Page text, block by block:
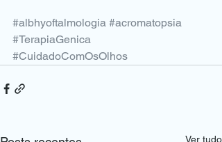
#albhyoftalmologia #acromatopsia
#TerapiaGenica
#CuidadoComOsOlhos
Ver tudo